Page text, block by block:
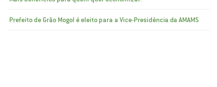
Prefeito de Grão Mogol é eleito para a Vice-Presidência da AMAMS